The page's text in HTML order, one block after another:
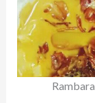
o
k
p
p